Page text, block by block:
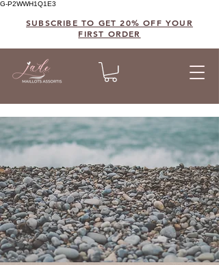
G-P2WWH1Q1E3
SUBSCRIBE TO GET 20% OFF YOUR
FIRST ORDER